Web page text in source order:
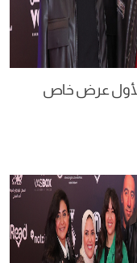
لأول عرض خاص